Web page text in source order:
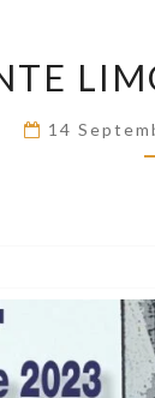
14